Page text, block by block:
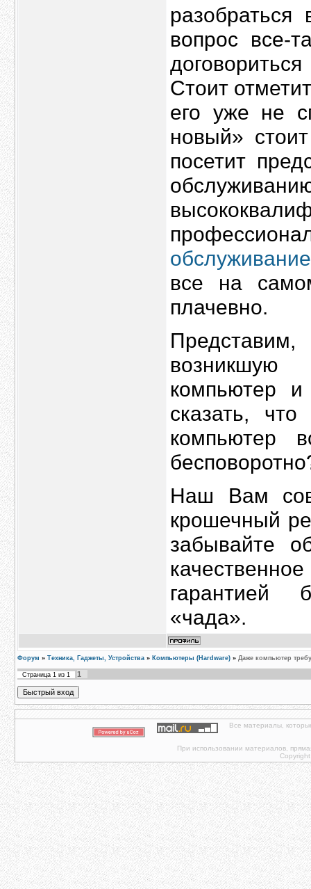
вопрос все-
Стоит
его уже не
новый»
посетит
все на
плачевно.
возникшую
компьютер
сказать,
компьютер
Наш Вам
крошечный
забывайте
гарантией
«чада».
Форум » Техника, Гаджеты, Устройства » Компьютеры (Hardware) » Даже компьютер
Страница 1 из 1 1
Все материалы,
При использовании материалов,